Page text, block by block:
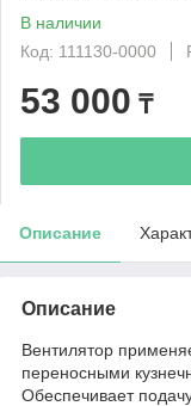
В наличии
Код: 111130-0000
53 000 ₸
Описание
Описание
Вентилятор
переносными
Обеспечивает